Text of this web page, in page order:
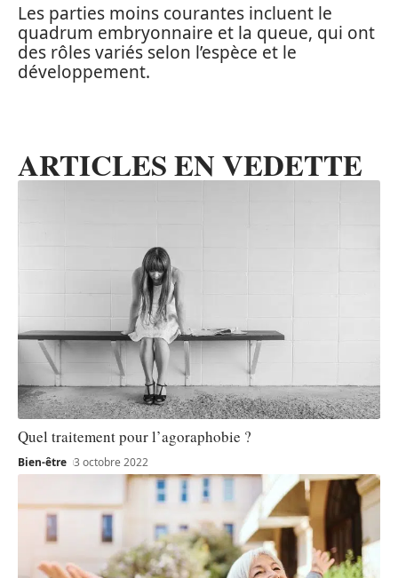
Les parties moins courantes incluent le
quadrum embryonnaire et la queue, qui ont
des rôles variés selon l’espèce et le
développement.
ARTICLES EN VEDETTE
Quel traitement pour l’agoraphobie ?
Bien-être 3 octobre 2022